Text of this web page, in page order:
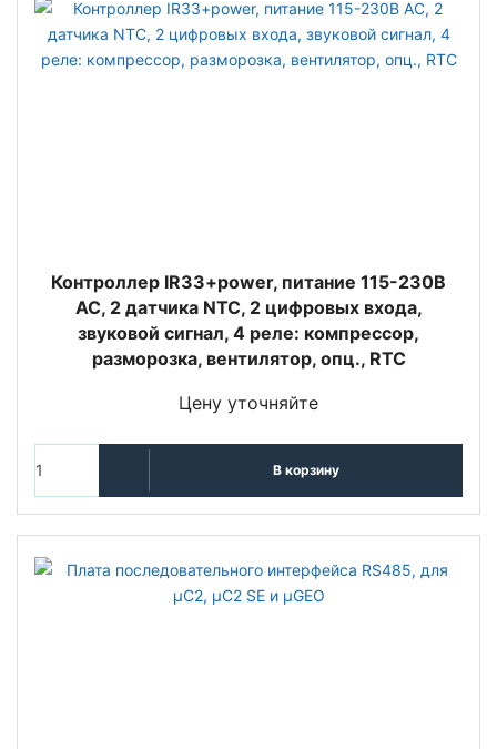
Контроллер IR33+power, питание 115-230В
АС, 2 датчика NTC, 2 цифровых входа,
звуковой сигнал, 4 реле: компрессор,
разморозка, вентилятор, опц., RTC
Цену уточняйте
В корзину